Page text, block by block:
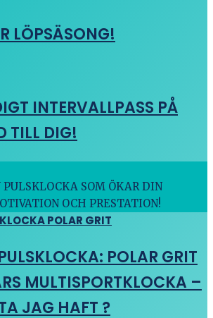
LÖPSÄSONG!
INTERVALLPASS PÅ
TILL DIG!
PULSKLOCKA SOM ÖKAR DIN
OCH PRESTATION!
POLAR GRIT
MULTISPORTKLOCKA –
JAG HAFT ?